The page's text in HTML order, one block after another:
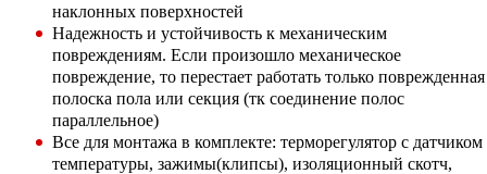
наклонных поверхностей
Надежность и устойчивость к механическим
повреждениям. Если произошло механическое
повреждение, то перестает работать только поврежденная
полоска пола или секция (тк соединение полос
параллельное)
Все для монтажа в комплекте: терморегулятор с датчиком
температуры, зажимы(клипсы), изоляционный скотч,